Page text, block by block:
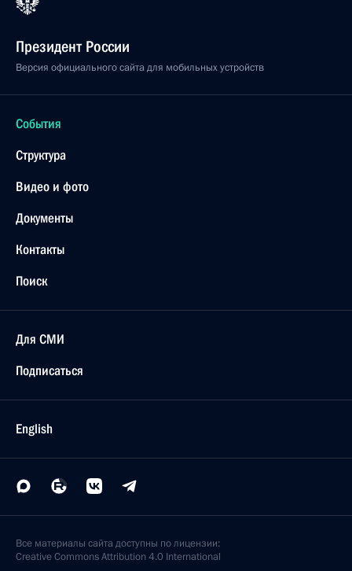
Президент России
Версия официального сайта для мобильных устройств
События
Структура
Видео и фото
Документы
Контакты
Поиск
Для СМИ
Подписаться
English
Все материалы сайта доступны по лицензии:
Creative Commons Attribution 4.0 International